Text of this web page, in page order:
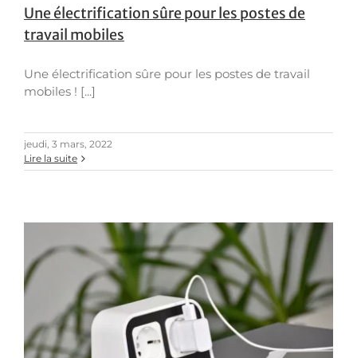
Une électrification sûre pour les postes de
travail mobiles
Une électrification sûre pour les postes de travail
mobiles ! [...]
jeudi, 3 mars, 2022
Lire la suite